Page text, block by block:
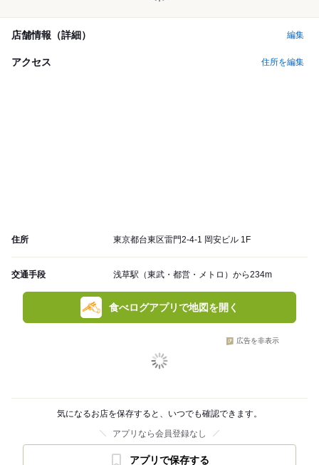
店舗情報（詳細） 編集
アクセス 住所を編集
住所 東京都台東区雷門2-4-1 岡安ビル 1F
交通手段 浅草駅（東武・都営・メトロ）から234m
食べログアプリで地図を開く
広告を非表示
気になるお店を保存すると、いつでも確認できます。
アプリなら会員登録なし
アプリで保存する